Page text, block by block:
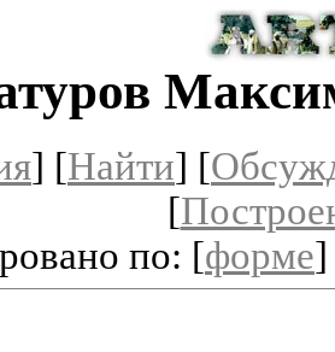
] [Найти] [
[
по: [форме